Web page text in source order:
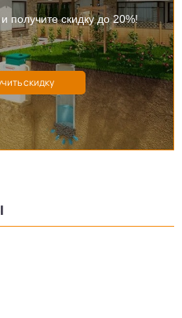
получите скидку до 20%!